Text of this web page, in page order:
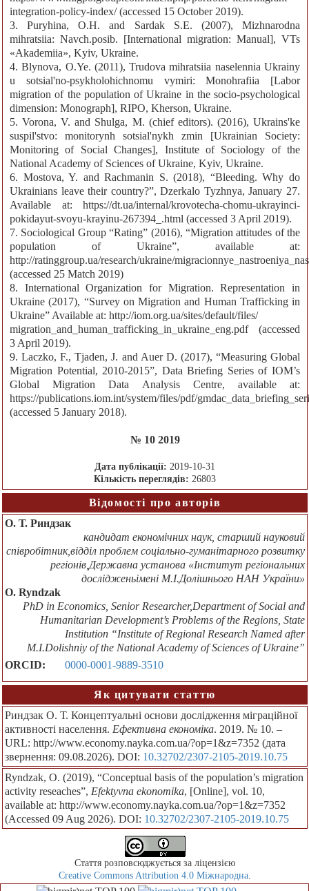
integration-policy-index/ (accessed 15 October 2019).
3. Puryhina, O.H. and Sardak S.E. (2007), Mizhnarodna
mihratsiia: Navch.posib. [International migration: Manual], VTs
«Akademiia», Kyiv, Ukraine.
4. Blynova, O.Ye. (2011), Trudova mihratsiia naselennia Ukrainy
u sotsial'no-psykholohichnomu vymiri: Monohrafiia [Labor
migration of the population of Ukraine in the socio-psychological
dimension: Monograph], RIPO, Kherson, Ukraine.
5. Vorona, V. and Shulga, M. (chief editors). (2016), Ukrains'ke
suspil'stvo: monitorynh sotsial'nykh zmin [Ukrainian Society:
Monitoring of Social Changes], Institute of Sociology of the
National Academy of Sciences of Ukraine, Kyiv, Ukraine.
6. Mostova, Y. and Rachmanin S. (2018), “Bleeding. Why do
Ukrainians leave their country?”, Dzerkalo Tyzhnya, January 27.
Available at: https://dt.ua/internal/krovotecha-chomu-ukrayinci-
pokidayut-svoyu-krayinu-267394_.html (accessed 3 April 2019).
7. Sociological Group “Rating” (2016), “Migration attitudes of the
population of Ukraine”, available at:
http://ratinggroup.ua/research/ukraine/
(accessed 25 Match 2019)
8. International Organization for Migration. Representation in
Ukraine (2017), “Survey on Migration and Human Trafficking in
Ukraine” Available at: http://iom.org.ua/sites/default/files/
migration_and_human_trafficking_in_ukraine_eng.pdf (accessed
3 April 2019).
9. Laczko, F., Tjaden, J. and Auer D. (2017), “Measuring Global
Migration Potential, 2010-2015”, Data Briefing Series of IOM’s
Global Migration Data Analysis Centre, available at:
https://publications.iom.int/system/files/pdf/
(accessed 5 January 2018).
№ 10 2019
Дата публікації: 2019-10-31
Кількість переглядів: 26803
Відомості про авторів
О. Т. Риндзак
кандидат економічних наук, старший науковий
співробітник,відділ проблем соціально-гуманітарного розвитку
регіонів,Державна установа «Інститут регіональних
дослідженьімені М.І.Долішнього НАН України»
O. Ryndzak
PhD in Economics, Senior Researcher,Department of Social and
Humanitarian Development’s Problems of the Regions, State
Institution “Institute of Regional Research Named after
M.I.Dolishniy of the National Academy of Sciences of Ukraine”
ORCID:
0000-0001-9889-3510
Як цитувати статтю
Риндзак О. Т. Концептуальні основи дослідження міграційної
активності населення. Ефективна економіка. 2019. № 10. –
URL: http://www.economy.nayka.com.ua/?op=1&z=7352 (дата
звернення: 09.08.2026). DOI: 10.32702/2307-2105-2019.10.75
Ryndzak, O. (2019), “Conceptual basis of the population’s migration
activity reseaches”, Efektyvna ekonomika, [Online], vol. 10,
available at: http://www.economy.nayka.com.ua/?op=1&z=7352
(Accessed 09 Aug 2026). DOI: 10.32702/2307-2105-2019.10.75
Стаття розповсюджується за ліцензією
Creative Commons Attribution 4.0 Міжнародна.